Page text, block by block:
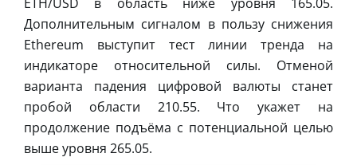
Дополнительным сигналом в пользу снижения
Ethereum выступит тест линии тренда на
индикаторе относительной силы. Отменой
варианта падения цифровой валюты станет
пробой области 210.55. Что укажет на
продолжение подъёма с потенциальной целью
выше уровня 265.05.